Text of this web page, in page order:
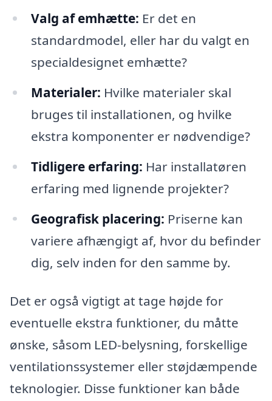
Valg af emhætte: Er det en
standardmodel, eller har du valgt en
specialdesignet emhætte?
Materialer: Hvilke materialer skal
bruges til installationen, og hvilke
ekstra komponenter er nødvendige?
Tidligere erfaring: Har installatøren
erfaring med lignende projekter?
Geografisk placering: Priserne kan
variere afhængigt af, hvor du befinder
dig, selv inden for den samme by.
Det er også vigtigt at tage højde for
eventuelle ekstra funktioner, du måtte
ønske, såsom LED-belysning, forskellige
ventilationssystemer eller støjdæmpende
teknologier. Disse funktioner kan både